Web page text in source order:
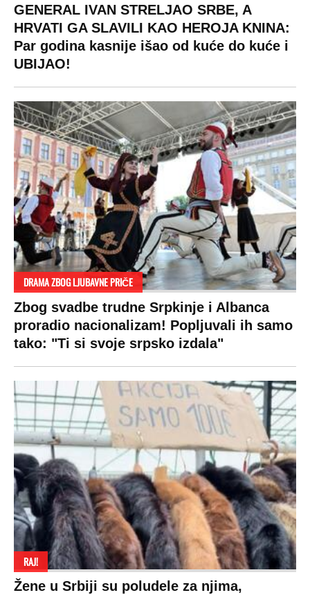
GENERAL IVAN STRELJAO SRBE, A
HRVATI GA SLAVILI KAO HEROJA KNINA:
Par godina kasnije išao od kuće do kuće i
UBIJAO!
DRAMA ZBOG LJUBAVNE PRIČE
Zbog svadbe trudne Srpkinje i Albanca
proradio nacionalizam! Popljuvali ih samo
tako: "Ti si svoje srpsko izdala"
RAJ!
Žene u Srbiji su poludele za njima,